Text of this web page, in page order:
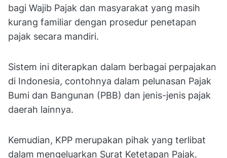
bagi Wajib Pajak dan masyarakat yang masih
kurang familiar dengan prosedur penetapan
pajak secara mandiri.
Sistem ini diterapkan dalam berbagai perpajakan
di Indonesia, contohnya dalam pelunasan Pajak
Bumi dan Bangunan (PBB) dan jenis-jenis pajak
daerah lainnya.
Kemudian, KPP merupakan pihak yang terlibat
dalam mengeluarkan Surat Ketetapan Pajak.